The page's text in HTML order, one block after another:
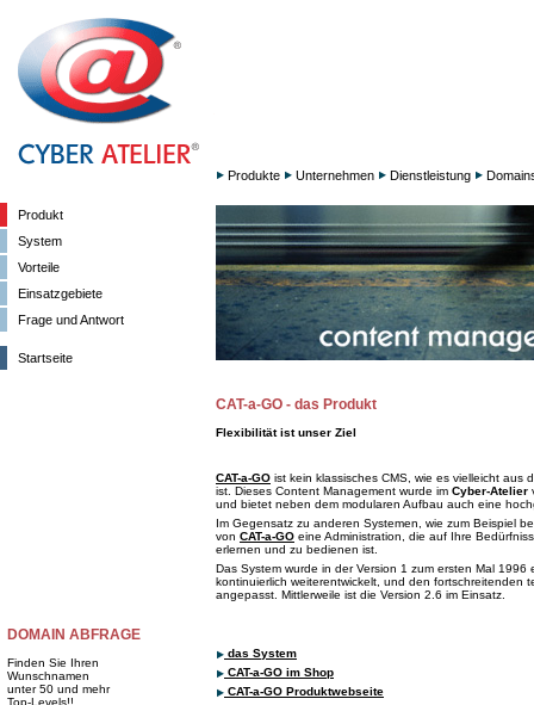
Produkt
System
Vorteile
Einsatzgebiete
Frage und Antwort
Startseite
DOMAIN ABFRAGE
Finden Sie Ihren
Wunschnamen
unter 50 und mehr
Top-Levels!!
Produkte Unternehmen Dienstleistung
CAT-a-GO - das Produkt
Flexibilität ist unser Ziel
CAT-a-GO ist kein klassisches CMS, wie es vielleicht aus
ist. Dieses Content Management wurde im Cyber-Atelier
und bietet neben dem modularen Aufbau auch eine
Im Gegensatz zu anderen Systemen, wie zum Beispiel
von CAT-a-GO eine Administration, die auf Ihre
erlernen und zu bedienen ist.
Das System wurde in der Version 1 zum ersten Mal 1996
kontinuierlich weiterentwickelt, und den fortschreitenden
angepasst. Mittlerweile ist die Version 2.6 im Einsatz.
das System
CAT-a-GO im Shop
CAT-a-GO Produktwebseite